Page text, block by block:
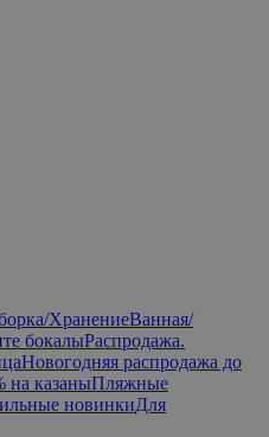
ХранениеВанная/
бокалыРаспродажа.
Новогодняя распродажа до
на казаныПляжные
новинкиДля